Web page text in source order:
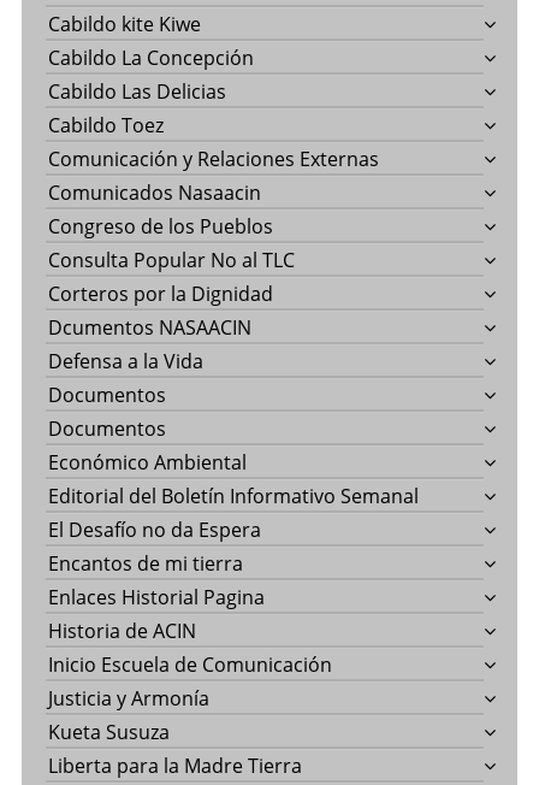
Cabildo kite Kiwe
Cabildo La Concepción
Cabildo Las Delicias
Cabildo Toez
Comunicación y Relaciones Externas
Comunicados Nasaacin
Congreso de los Pueblos
Consulta Popular No al TLC
Corteros por la Dignidad
Dcumentos NASAACIN
Defensa a la Vida
Documentos
Documentos
Económico Ambiental
Editorial del Boletín Informativo Semanal
El Desafío no da Espera
Encantos de mi tierra
Enlaces Historial Pagina
Historia de ACIN
Inicio Escuela de Comunicación
Justicia y Armonía
Kueta Susuza
Liberta para la Madre Tierra